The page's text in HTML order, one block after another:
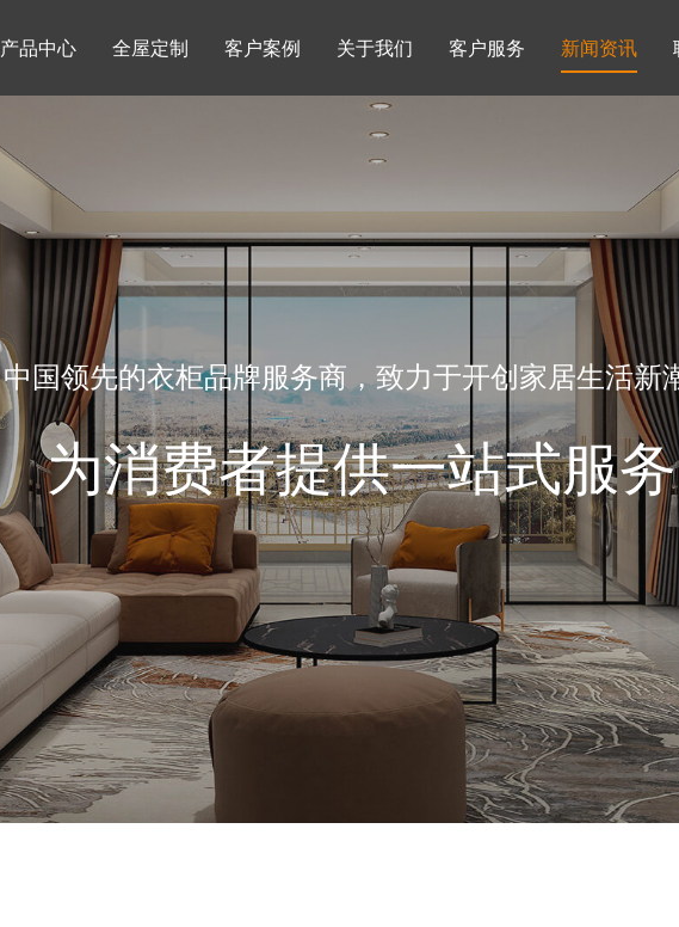
产品中心 全屋定制 客户案例
书柜系列 酒柜系列
关于我们 客户服务 新闻资讯
中国领先的衣柜品牌服务商，致力于开创家居生活新
为消费者提供一站式服务